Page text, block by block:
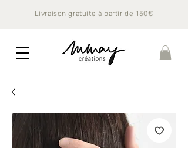
Livraison gratuite à partir de 150€